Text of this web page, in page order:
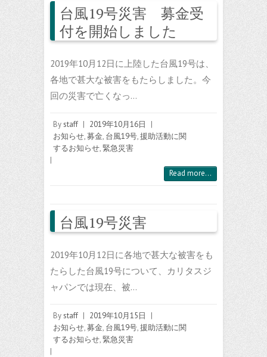
台風19号災害 募金受
付を開始しました
2019年10月12日に上陸した台風19号は、
各地で甚大な被害をもたらしました。今
回の災害で亡くなっ…
Bystaff | 2019年10月16日
|
お知らせ,募金, 台風19号,援助活動に関
するお知らせ,緊急災害
|
Read more...
台風19号災害
2019年10月12日に各地で甚大な被害をも
たらした台風19号について、カリタスジ
ャパンでは現在、被…
Bystaff | 2019年10月15日
|
お知らせ,募金, 台風19号,援助活動に関
するお知らせ,緊急災害
|